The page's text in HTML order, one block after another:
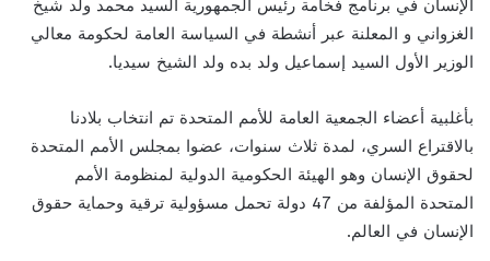
الإنسان في برنامج فخامة رئيس الجمهورية السيد محمد ولد شيخ
الغزواني و المعلنة عبر أنشطة في السياسة العامة لحكومة معالي
الوزير الأول السيد إسماعيل ولد بده ولد الشيخ سيديا.
بأغلبية أعضاء الجمعية العامة للأمم المتحدة تم انتخاب بلادنا
بالاقتراع السري، لمدة ثلاث سنوات، عضوا بمجلس الأمم المتحدة
لحقوق الإنسان وهو الهيئة الحكومية الدولية لمنظومة الأمم
المتحدة المؤلفة من 47 دولة تحمل مسؤولية ترقية وحماية حقوق
الإنسان في العالم.